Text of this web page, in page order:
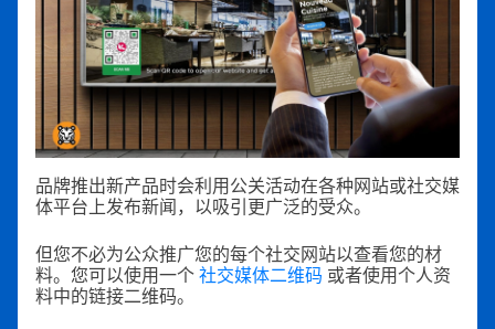
品牌推出新产品时会利用公关活动在各种网站或社交媒
体平台上发布新闻，以吸引更广泛的受众。
但您不必为公众推广您的每个社交网站以查看您的材
料。您可以使用一个社交媒体二维码 或者使用个人资
料中的链接二维码。